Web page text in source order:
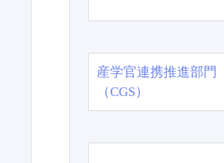
産学官連携推進部門
（CGS）